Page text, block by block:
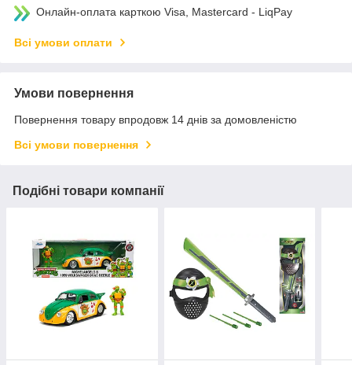
Онлайн-оплата карткою Visa, Mastercard - LiqPay
Всі умови оплати
Умови повернення
Повернення товару впродовж 14 днів за домовленістю
Всі умови повернення
Подібні товари компанії